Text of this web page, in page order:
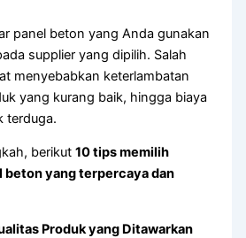
panel beton yang Anda gunakan
supplier yang dipilih. Salah
menyebabkan keterlambatan
yang kurang baik, hingga biaya
terduga.
berikut10 tips memilih
beton yang terpercaya dan
Produk yang Ditawarkan